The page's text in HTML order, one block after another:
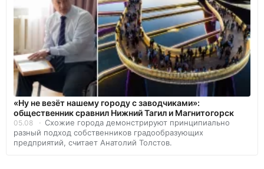
«Ну не везёт нашему городу с заводчиками»:
общественник сравнил Нижний Тагил и Магнитогорск
05.08
Схожие города демонстрируют принципиально
разный подход собственников градообразующих
предприятий, считает Анатолий Толстов.